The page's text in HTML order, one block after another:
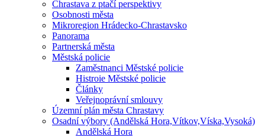
Chrastava z ptačí perspektivy
Osobnosti města
Mikroregion Hrádecko-Chrastavsko
Panorama
Partnerská města
Městská policie
Zaměstnanci Městské policie
Histroie Městské policie
Články
Veřejnoprávní smlouvy
Územní plán města Chrastavy
Osadní výbory (Andělská Hora,Vítkov,Víska,Vysoká)
Andělská Hora